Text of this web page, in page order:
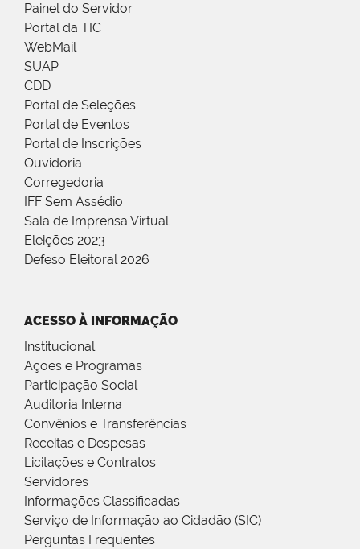
Painel do Servidor
Portal da TIC
WebMail
SUAP
CDD
Portal de Seleções
Portal de Eventos
Portal de Inscrições
Ouvidoria
Corregedoria
IFF Sem Assédio
Sala de Imprensa Virtual
Eleições 2023
Defeso Eleitoral 2026
ACESSO À INFORMAÇÃO
Institucional
Ações e Programas
Participação Social
Auditoria Interna
Convênios e Transferências
Receitas e Despesas
Licitações e Contratos
Servidores
Informações Classificadas
Serviço de Informação ao Cidadão (SIC)
Perguntas Frequentes